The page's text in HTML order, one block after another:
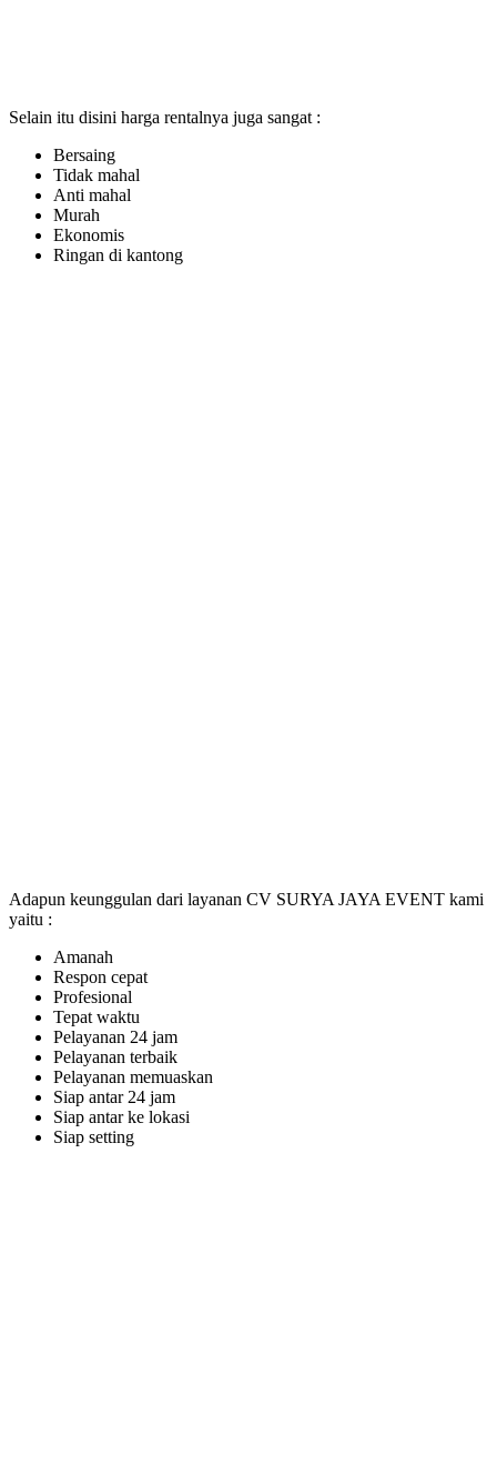
Selain itu disini harga rentalnya juga sangat :
Bersaing
Tidak mahal
Anti mahal
Murah
Ekonomis
Ringan di kantong
Adapun keunggulan dari layanan CV SURYA JAYA EVENT kami
yaitu :
Amanah
Respon cepat
Profesional
Tepat waktu
Pelayanan 24 jam
Pelayanan terbaik
Pelayanan memuaskan
Siap antar 24 jam
Siap antar ke lokasi
Siap setting